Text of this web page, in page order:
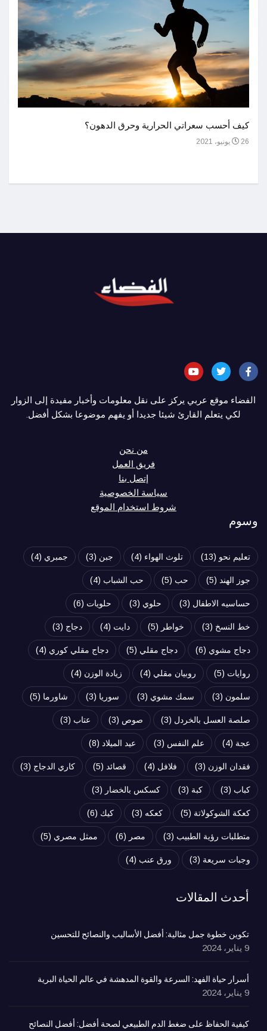
كيف أحسب سعراتي الحرارية وحرق الدهون؟
26 يونيو، 2021
الفضاء موقع عربي يركز على نقل معلومات وأخبار مفيدة إلى الزوار
لكي يتعلم القارئ شيئا جديدا أو يفهم موضوعا بشكل أفضل.
من نحن
فريق العمل
إتصل بنا
سياسة الخصوصية
شروط استخدام الموقع
وسوم
تعليم نحو (13) تلوث الهواء (4) جبن (3) جمبري (4)
جوز الهند (5) حب (5) حب الشباب (4)
حساسيه الاطفال (3) حلوي (3) حلويات (6)
خط النسخ (3) خواطر (5) دايت (4) دجاج (3)
دجاج مشوي (6) دجاج مقلي (5) دجاج مقلي كوري (4)
روايات (5) روبيان مقلي (4) زيادة الوزن (4)
سلمون (3) سمك مشوي (3) سوريا (3) شاورما (5)
صلصة العسل بالخردل (3) صوص (3) عتاب (3)
عجة (4) علم النفس (3) عيد الميلاد (8)
فقدان الوزن (3) فلافل (4) قصائد (5) كاري الدجاج (3)
كباب (3) كبة (3) كسكس بالخضار (3)
كعكة الشوكولاتة (5) كعكه (3) كيك (6)
متطلبات رؤية الطبيب (3) مصر (6) ممثل مصري (5)
وجبات سريعة (3) ورق عنب (4)
أحدث المقالات
تكوين خطوة جمل مثالية: أفضل الأساليب والنصائح للتحسين
9 يناير، 2024
أسرار حياة الفهد: السرعة والقوة المدهشة في عالم الحياة البرية
9 يناير، 2024
كيفية الحفاظ على ضغط الدم الطبيعي لصحة أفضل: أفضل النصائح